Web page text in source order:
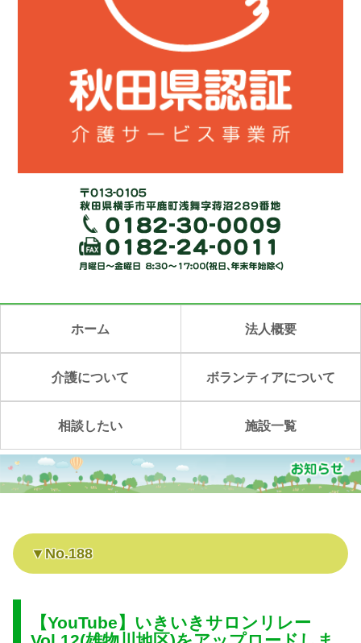
ホーム 法人概要
介護について ボランティアについて
相談したい 施設一覧
No.188
【YouTube】いきいきサロンリレー